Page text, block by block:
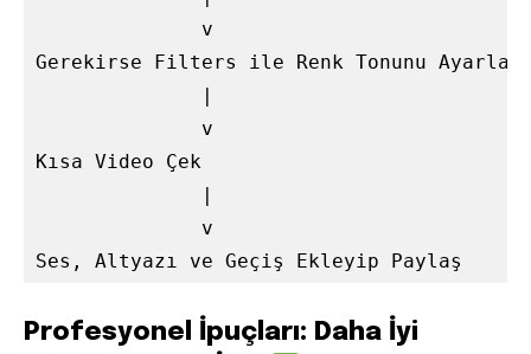
              v
Gerekirse Filters ile Renk Tonunu Ayarla
              v
Kısa Video Çek
              v
Profesyonel İpuçları: Daha İyi